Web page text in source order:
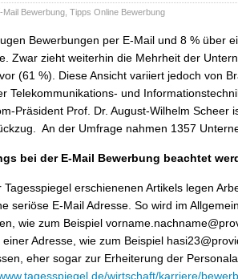
Mail Bewerbung Tipps Online Bewerbung
Bewerbungen per E-Mail und 8 % über
Zwar zieht weiterhin die Mehrheit der
(61 %). Diese Ansicht variiert jedoch von
Telekommunikations- und
Präsident Prof. Dr. August-Wilhelm Scheer
An der Umfrage nahmen 1357
bei der E-Mail Bewerbung beachtet
erschienenen Artikels legen
seriöse E-Mail Adresse. So wird im
wie zum Beispiel
Adresse, wie zum Beispiel
eher sogar zur Erheiterung der
wirtschaft/karriere/